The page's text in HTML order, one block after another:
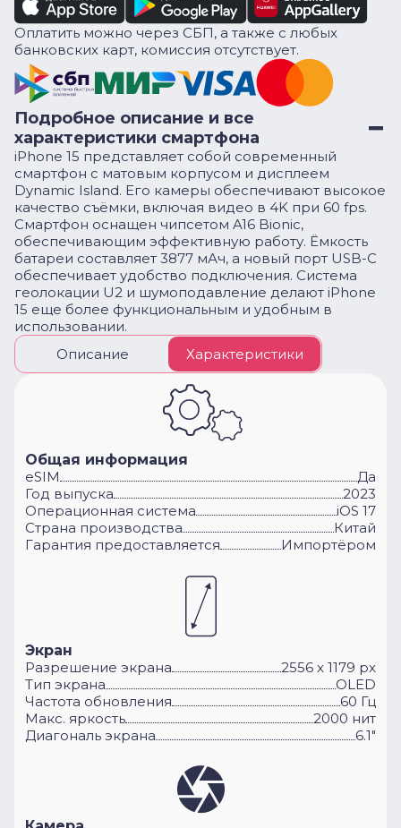
Оплатить можно через СБП, а также с любых
банковских карт, комиссия отсутствует.
Подробное описание и все
характеристики смартфона
iPhone 15 представляет собой современный
смартфон с матовым корпусом и дисплеем
Dynamic Island. Его камеры обеспечивают высокое
качество съёмки, включая видео в 4K при 60 fps.
Смартфон оснащен чипсетом A16 Bionic,
обеспечивающим эффективную работу. Ёмкость
батареи составляет 3877 мАч, а новый порт USB-C
обеспечивает удобство подключения. Система
геолокации U2 и шумоподавление делают iPhone
15 еще более функциональным и удобным в
использовании.
Описание
Характеристики
Общая информация
eSIM
Да
Год выпуска
2023
Операционная система
iOS 17
Cтрана производства
Китай
Гарантия предоставляется
Импортёром
Экран
Разрешение экрана
2556 x 1179 px
Тип экрана
OLED
Частота обновления
60 Гц
Макс. яркость
2000 нит
Диагональ экрана
6.1"